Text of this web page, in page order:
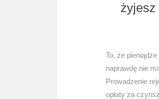
żyjesz
To, że
naprawdę nie
Prowadzenie
opłaty za